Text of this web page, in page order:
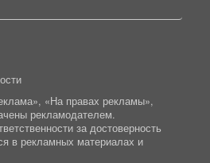
«На правах рекламы»,
рекламодателем.
за достоверность
в рекламных материалах и